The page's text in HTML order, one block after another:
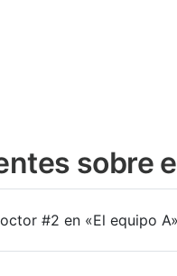
sobre
#2 en «El equipo